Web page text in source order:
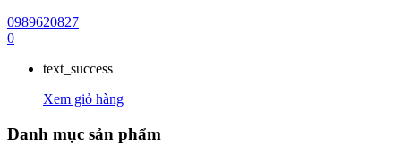
0989620827
0
text_success
Xem giỏ hàng
Danh mục sản phẩm